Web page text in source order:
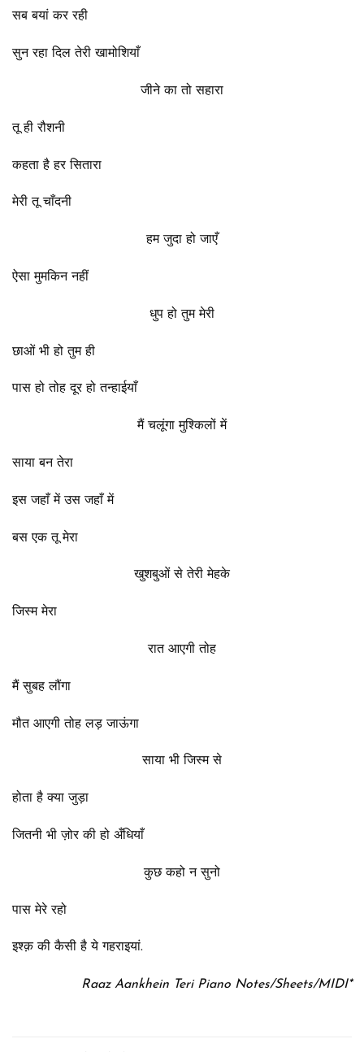
सब बयां कर रही
सुन रहा दिल तेरी खामोशियाँ
जीने का तो सहारा
तू ही रौशनी
कहता है हर सितारा
मेरी तू चाँदनी
हम जुदा हो जाएँ
ऐसा मुमकिन नहीं
धुप हो तुम मेरी
छाओं भी हो तुम ही
पास हो तोह दूर हो तन्हाईयाँ
मैं चलूंगा मुश्किलों में
साया बन तेरा
इस जहाँ में उस जहाँ में
बस एक तू मेरा
खुशबुओं से तेरी मेहके
जिस्म मेरा
रात आएगी तोह
मैं सुबह लौंगा
मौत आएगी तोह लड़ जाऊंगा
साया भी जिस्म से
होता है क्या जुड़ा
जितनी भी ज़ोर की हो अँधियाँ
कुछ कहो न सुनो
पास मेरे रहो
इश्क़ की कैसी है ये गहराइयां.
Raaz Aankhein Teri Piano Notes/Sheets/MIDI*